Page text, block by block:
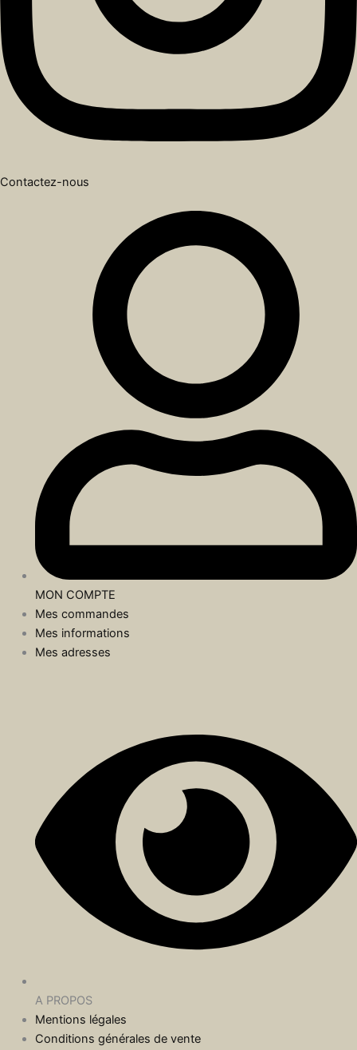
Contactez-nous
MON COMPTE
Mes commandes
Mes informations
Mes adresses
A PROPOS
Mentions légales
Conditions générales de vente